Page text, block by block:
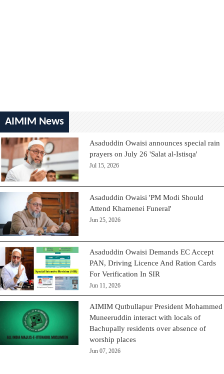
AIMIM News
Asaduddin Owaisi announces special rain
prayers on July 26 'Salat al-Istisqa'
Jul 15, 2026
Asaduddin Owaisi 'PM Modi Should
Attend Khamenei Funeral'
Jun 25, 2026
Asaduddin Owaisi Demands EC Accept
PAN, Driving Licence And Ration Cards
For Verification In SIR
Jun 11, 2026
AIMIM Qutbullapur President Mohammed
Muneeruddin interact with locals of
Bachupally residents over absence of
worship places
Jun 07, 2026